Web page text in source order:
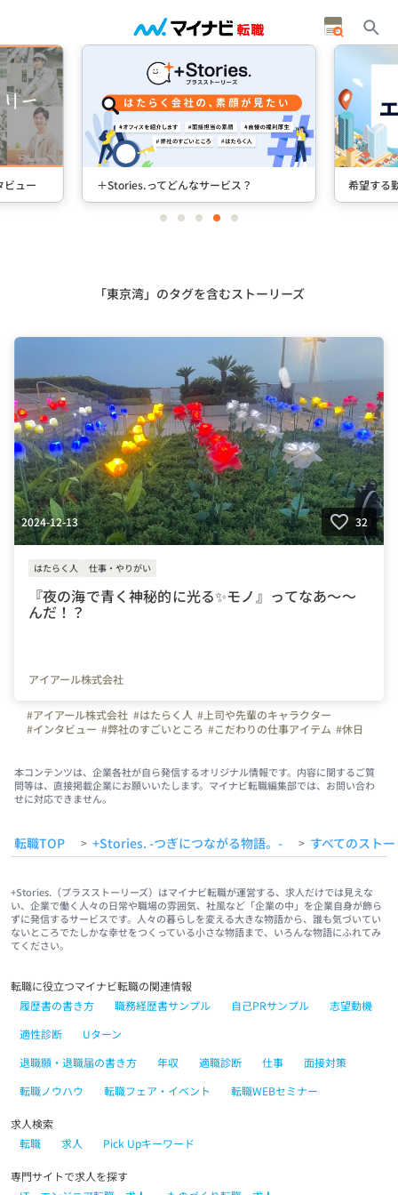
ビュー ＋Stories.ってどんなサービス？ 希望する
itemitemitemitemitem
「東京湾」のタグを含むストーリーズ
2024-12-13 32
はたらく人 仕事・やりがい
『夜の海で青く神秘的に光る✨モノ』ってなあ～～
んだ！？
アイアール株式会社
#アイアール株式会社 #はたらく人 #上司や先輩のキャラクター
#インタビュー #弊社のすごいところ #こだわりの仕事アイテム #休日
#トンネル #カッコイイ仕事 #夢をかなえる #大規模工事 #世界最大級
#海洋土木 #海ほたる #パーキングエリア #パワースポット
#未経験OK #愛ある会社
本コンテンツは、企業各社が自ら発信するオリジナル情報です。内容に関するご質
問等は、直接掲載企業にお願いいたします。マイナビ転職編集部では、お問い合わ
せに対応できません。
転職TOP > +Stories. -つぎにつながる物語。- > すべてのスト
+Stories.（プラスストーリーズ）はマイナビ転職が運営する、求人だけでは見えな
い、企業で働く人々の日常や職場の雰囲気、社風など「企業の中」を企業自身が飾ら
ずに発信するサービスです。人々の暮らしを変える大きな物語から、誰も気づいてい
ないところでたしかな幸せをつくっている小さな物語まで、いろんな物語にふれてみ
てください。
転職に役立つマイナビ転職の関連情報
履歴書の書き方
職務経歴書サンプル 自己PRサンプル
志望動機
適性診断
Uターン
退職願・退職届の書き方
年収 適職診断 仕事
面接対策
転職ノウハウ
転職フェア・イベント 転職WEBセミナー
求人検索
転職
求人 Pick Upキーワード
専門サイトで求人を探す